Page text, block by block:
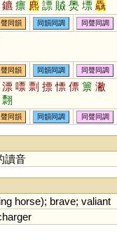
鑣 瘭 麃 謤 贆 爂 墂 驫
藨 臕 儦 蔈 熛 滮 飆 髟
颩 颮
聲同韻 同韻同調 同聲同調
聲同韻 同韻同調 同聲同調
漂 嘌 剽 摽 慓 僄 篻 潎
翲
聲同韻 同韻同調 同聲同調
讀音
horse); brave; valiant